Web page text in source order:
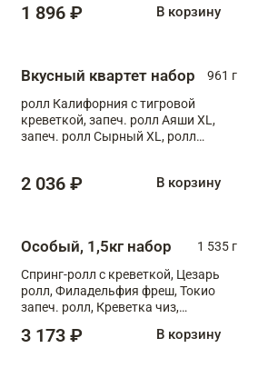
1 896 ₽ В корзину
Вкусный квартет набор
961 г
ролл Калифорния с тигровой
креветкой, запеч. ролл Аяши XL,
запеч. ролл Сырный XL, ролл
2 036 ₽ В корзину
Особый, 1,5кг набор
1 535 г
Спринг-ролл с креветкой, Цезарь
ролл, Филадельфия фреш, Токио
запеч. ролл, Креветка чиз,
Флорида
3 173 ₽ В корзину